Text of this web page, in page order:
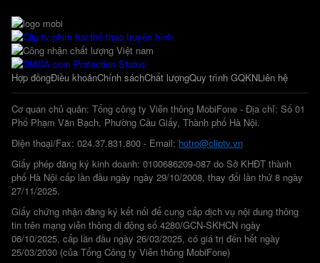
Hợp đồngĐiều khoảnChính sáchChất lượngQuy trình GQKNLiên hệ
Cơ quan chủ quản: Tổng công ty Viễn thông MobiFone - Địa chỉ: Số 01
Phố Phạm Văn Bạch, Phường Cầu Giấy, Thành phố Hà Nội.
Điện thoại/Fax: 024.37.831.800 - Email: hotro@cliptv.vn
Giấy phép đăng ký kinh doanh: 0100686209-087 do Sở KHĐT thành
phố Hà Nội cấp lần đầu ngày ngày 29/10/2008, thay đổi lần thứ 8 ngày
27/11/2025.
Giấy chứng nhận đăng ký kết nối để cung cấp dịch vụ nội dung thông
tin trên mạng viễn thông di động số 4280/GCN-SKHCN ngày
06/10/2025, cấp lần đầu ngày 26/03/2025, có giá trị đến hết ngày
25/03/2030 (của Tổng Công ty Viễn thông MobiFone)